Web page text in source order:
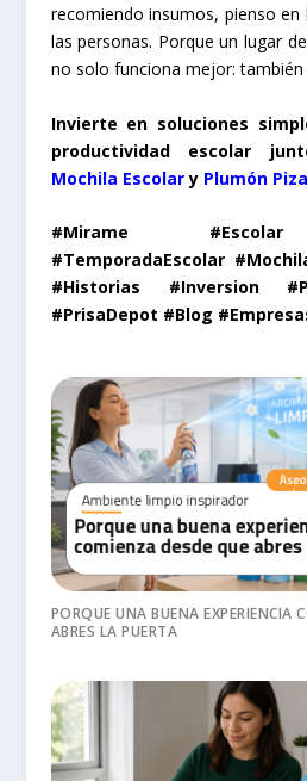
recomiendo insumos, pienso en
las personas. Porque un lugar
no solo funciona mejor:
Invierte en soluciones
productividad escolar
Mochila Escolary Plumón
#Mirame #Escolar
#TemporadaEscolar
#Historias #Inversion
#PrisaDepot #Blog
PORQUE UNA BUENA EXPERIENCIA
ABRES LA PUERTA